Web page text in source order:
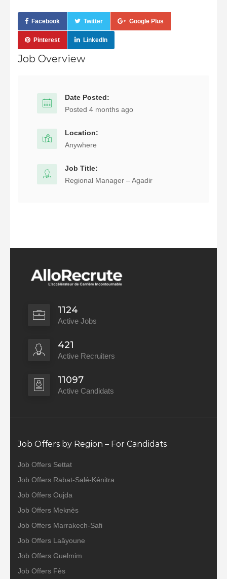
Facebook Twitter Google Plus
Pinterest LinkedIn
Job Overview
Date Posted:
Posted 4 months ago
Location:
Anywhere
Job Title:
Regional Manager – Agadir
1124
Active Jobs
421
Active Recruiters
11097
Active Candidats
Job Offers by Region – For Candidats
Job Offers Settat
Job Offers Rabat-Salé-Kénitra
Job Offers Oujda
Job Offers Meknès
Job Offers Marrakech-Safi
Job Offers Laâyoune
Job Offers Guelmim
Job Offers Fès